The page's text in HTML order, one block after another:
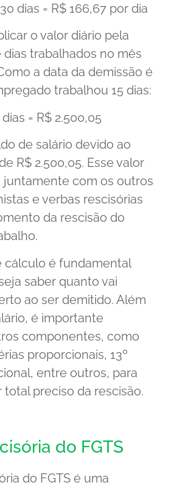
dias = R$ 166,67 por dia
o valor diário pela
trabalhados no mês
a data da demissão é
trabalhou 15 dias:
= R$ 2.500,05
de salário devido ao
R$ 2.500,05. Esse valor
juntamente com os outros
e verbas rescisórias
da rescisão do
cálculo é fundamental
saber quanto vai
ao ser demitido. Além
é importante
componentes, como
proporcionais, 13º
entre outros, para
preciso da rescisão.
do FGTS
do FGTS é uma